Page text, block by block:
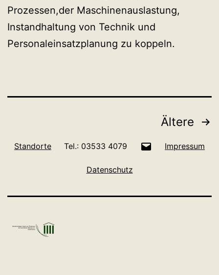
Prozessen,der Maschinenauslastung,
Instandhaltung von Technik und
Personaleinsatzplanung zu koppeln.
Seitennummerierung
der
Ältere
Standorte Tel.: 03533 4079 Impressum
Datenschutz